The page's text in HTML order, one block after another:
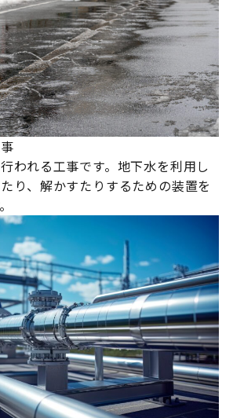
われる工事です。地下水を利用し
り、解かすたりするための装置を